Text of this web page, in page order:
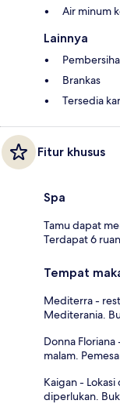
Air minum
Lainnya
Brankas
Tersedia
Fitur khusus
Spa
Tamu dapat
Terdapat 6
Tempat
Mediterra -
Mediterania.
Donna
malam.
Kaigan -
diperlukan.